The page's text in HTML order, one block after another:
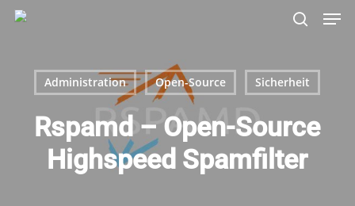
Skip
contentAdministration Open-Source Sicherheit
Rspamd – Open-Source
Highspeed Spamfilter
Menu